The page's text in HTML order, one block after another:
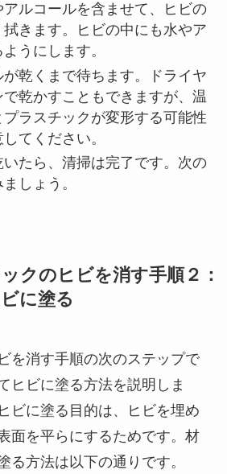
ルコールを含ませて、ヒビの
きます。ヒビの中にも水やア
うにします。
乾くまで待ちます。ドライヤ
乾かすこともできますが、温
ラスチックが変形する可能性
てください。
いたら、清掃は完了です。次の
しょう。
クのヒビを消す手順２：
に塗る
を消す手順の次のステップで
ヒビに塗る方法を説明しま
ビに塗る目的は、ヒビを埋め
面を平らにするためです。材
る方法は以下の通りです。